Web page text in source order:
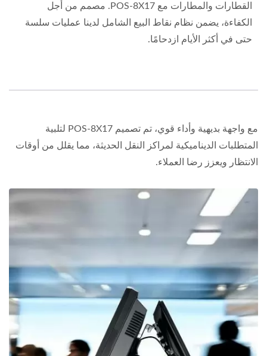
القطارات والمطارات مع POS-8X17. مصمم من أجل
الكفاءة، يضمن نظام نقاط البيع الشامل لدينا عمليات سلسة
حتى في أكثر الأيام ازدحامًا.
مع واجهة بديهية وأداء قوي، تم تصميم POS-8X17 لتلبية
المتطلبات الديناميكية لمراكز النقل الحديثة، مما يقلل من أوقات
الانتظار ويعزز رضا العملاء.